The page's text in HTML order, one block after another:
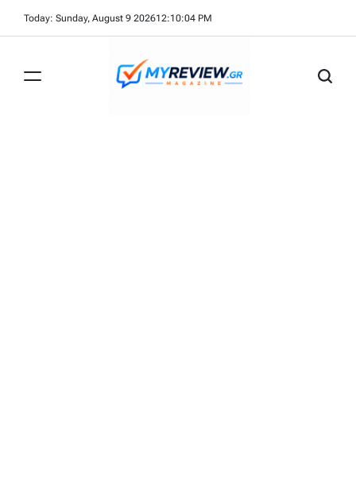
Today: Sunday, August 9 202612:10:05 PM